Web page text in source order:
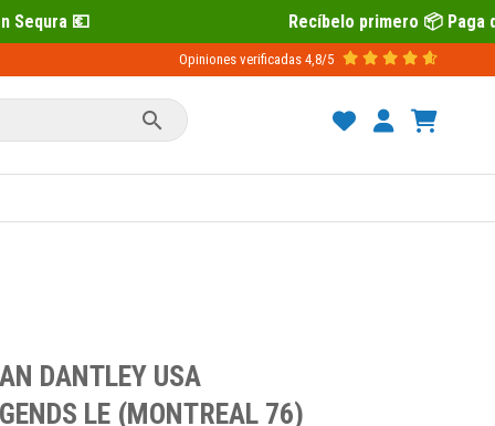
Recíbelo primero 📦 Paga después con Sequra 💶
Opiniones verificadas 4,8/5

DANTLEY USA
LE (MONTREAL 76)